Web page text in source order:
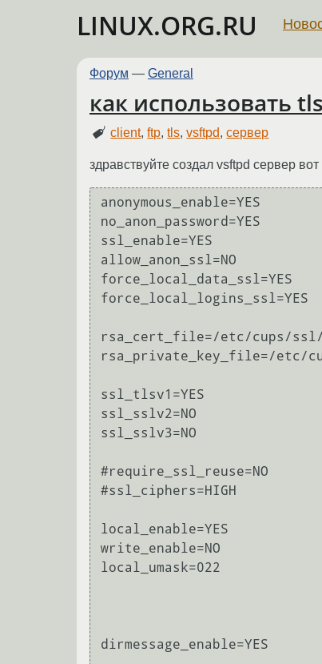
LINUX.ORG.RU
Форум — General
как использовать
client,ftp,tls,vsftpd,сервер
здравствуйте создал vsftpd сервер
anonymous_enable=YES
no_anon_password=YES
ssl_enable=YES
allow_anon_ssl=NO
force_local_data_ssl=YES
force_local_logins_ssl=YES
rsa_cert_file=/etc/cups/ssl/
rsa_private_key_file=/etc/
ssl_tlsv1=YES
ssl_sslv2=NO
ssl_sslv3=NO
#require_ssl_reuse=NO
#ssl_ciphers=HIGH
local_enable=YES
write_enable=NO
local_umask=022
dirmessage_enable=YES